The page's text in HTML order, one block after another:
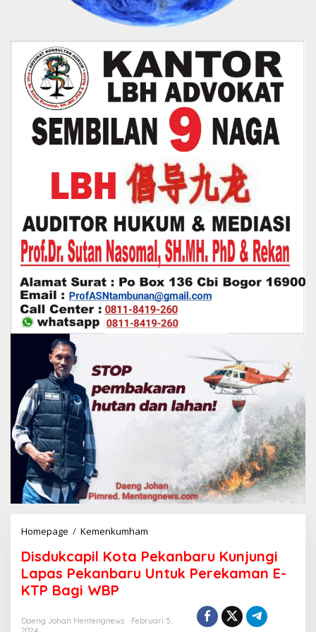
Homepage / Kemenkumham
s
d
u
a
Disdukcapil Kota Pekanbaru Kunjungi
Lapas Pekanbaru Untuk Perekaman E-
KTP Bagi WBP
Daeng Johan Mentengnews
Februari 5,